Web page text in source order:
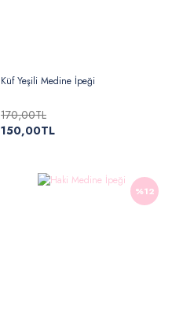
Küf Yeşili Medine İpeği
170,00TL
150,00TL
%12